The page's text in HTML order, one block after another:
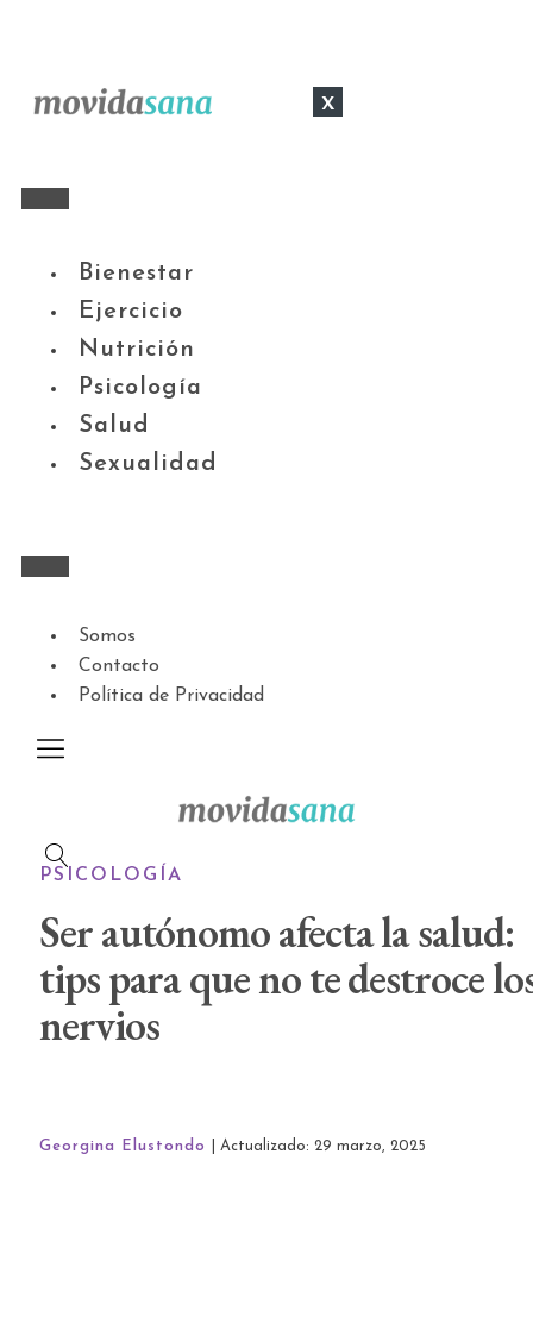
x
Bienestar
Ejercicio
Nutrición
Psicología
Salud
Sexualidad
Somos
Contacto
Política de Privacidad
PSICOLOGÍA
Ser autónomo afecta la salud:
tips para que no te destroce
nervios
Georgina Elustondo | Actualizado: 29 marzo, 2025